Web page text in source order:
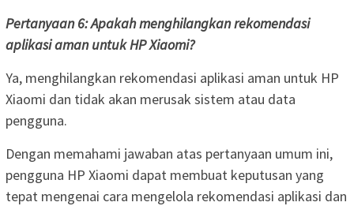
Pertanyaan 6: Apakah menghilangkan rekomendasi
aplikasi aman untuk HP Xiaomi?
Ya, menghilangkan rekomendasi aplikasi aman untuk HP
Xiaomi dan tidak akan merusak sistem atau data
pengguna.
Dengan memahami jawaban atas pertanyaan umum ini,
pengguna HP Xiaomi dapat membuat keputusan yang
tepat mengenai cara mengelola rekomendasi aplikasi dan